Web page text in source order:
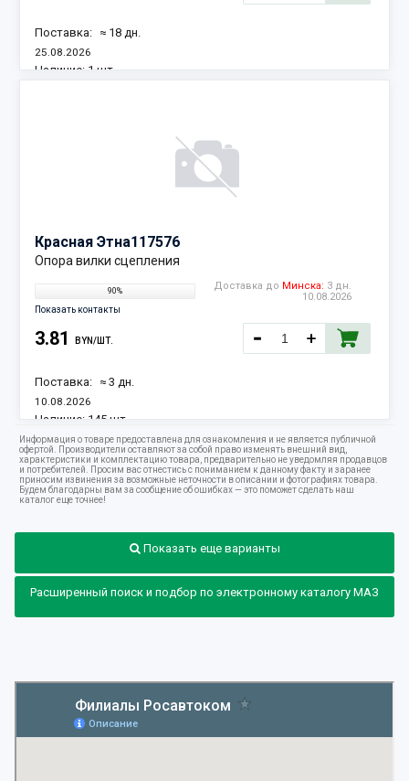
Поставка: ≈ 18 дн.
25.08.2026
Наличие: 1 шт.
Красная Этна117576
Опора вилки сцепления
90%
Показать контакты
Доставка до Минска: 3 дн.
10.08.2026
3.81 BYN/ШТ.
Поставка: ≈ 3 дн.
10.08.2026
Наличие: 145 шт.
Информация о товаре предоставлена для ознакомления и не является публичной
офертой. Производители оставляют за собой право изменять внешний вид,
характеристики и комплектацию товара, предварительно не уведомляя продавцов
и потребителей. Просим вас отнестись с пониманием к данному факту и заранее
приносим извинения за возможные неточности в описании и фотографиях товара.
Будем благодарны вам за сообщение об ошибках — это поможет сделать наш
каталог еще точнее!
Показать еще варианты
Расширенный поиск и подбор по электронному каталогу МАЗ